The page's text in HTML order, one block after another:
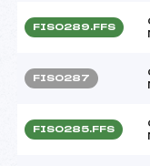
FIS0289.FFS
FIS0287
FIS0285.FFS